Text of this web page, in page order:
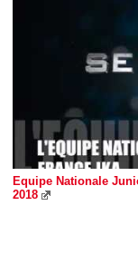
Equipe Nationale
2018